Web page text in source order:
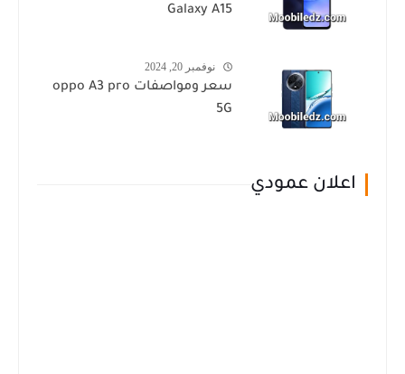
Galaxy A15
نوفمبر 20, 2024
سعر ومواصفات oppo A3 pro
5G
اعلان عمودي